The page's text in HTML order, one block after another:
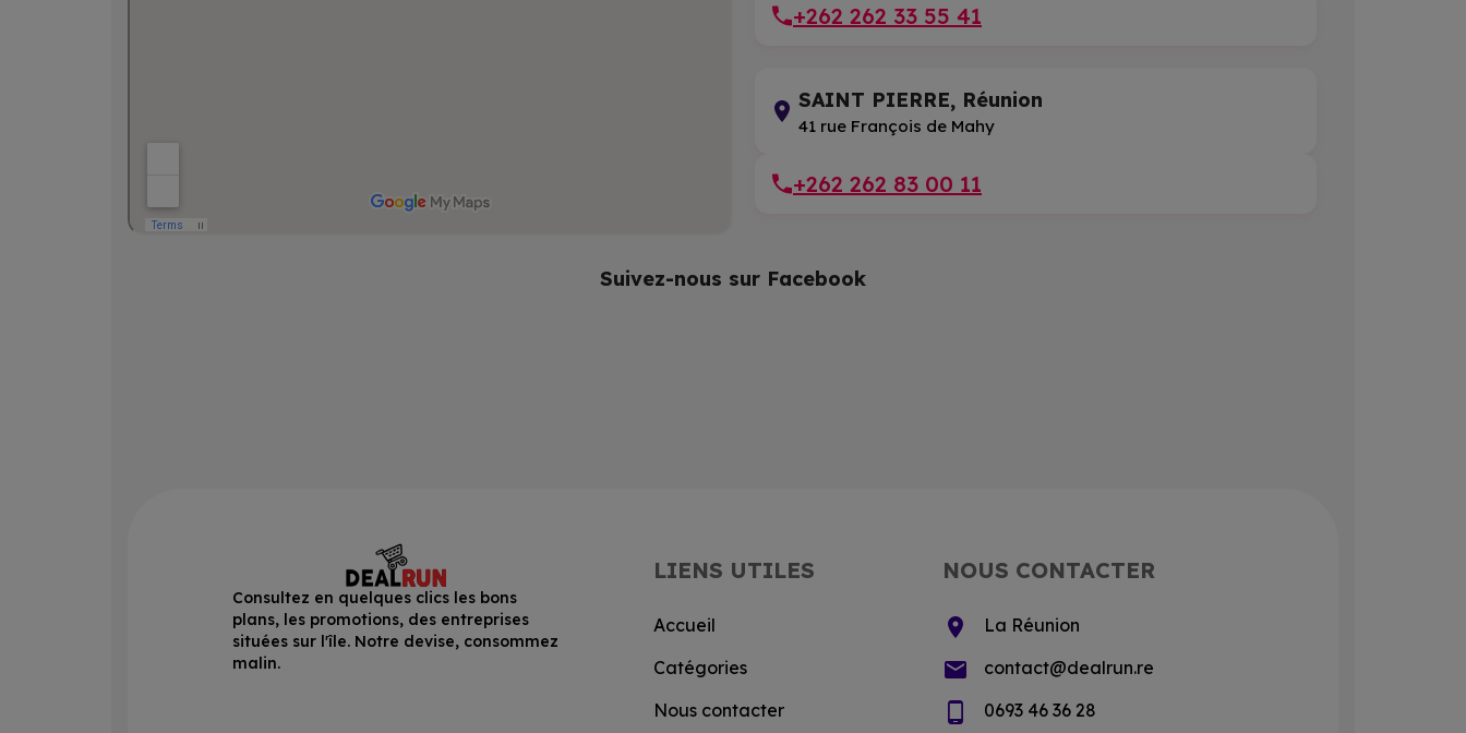
+262 262 33 55 41
SAINT PIERRE, Réunion
41 rue François de Mahy
+262 262 83 00 11
Suivez-nous sur Facebook
Consultez en quelques clics les bons
plans, les promotions, des entreprises
situées sur l'île. Notre devise, consommez
malin.
LIENS UTILES
Accueil
Catégories
Nous contacter
NOUS CONTACTER
location_on La Réunion
email contact@dealrun.re
phone_android 0693 46 36 28